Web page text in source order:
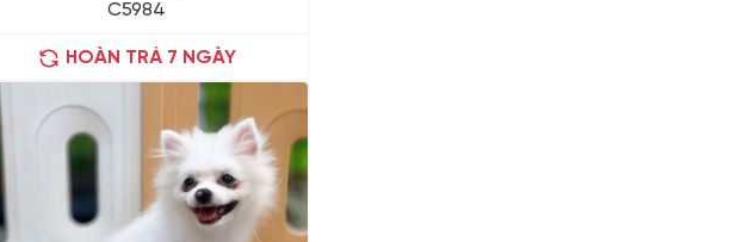
C5984
HOÀN TRẢ 7 NGÀY